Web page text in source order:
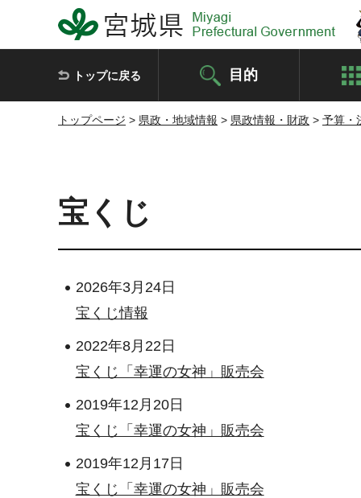
宮城県 Miyagi Prefectural Government
トップに戻る 目的
トップページ > 県政・地域情報 > 県政情報・財政 > 予算・
宝くじ
2026年3月24日
宝くじ情報
2022年8月22日
宝くじ「幸運の女神」販売会
2019年12月20日
宝くじ「幸運の女神」販売会
2019年12月17日
宝くじ「幸運の女神」販売会